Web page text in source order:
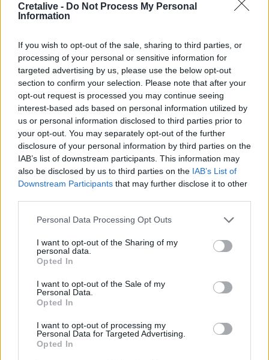
Cretalive - Do Not Process My Personal
Information
If you wish to opt-out of the sale, sharing to third parties, or
processing of your personal or sensitive information for
targeted advertising by us, please use the below opt-out
section to confirm your selection. Please note that after your
opt-out request is processed you may continue seeing
interest-based ads based on personal information utilized by
us or personal information disclosed to third parties prior to
your opt-out. You may separately opt-out of the further
disclosure of your personal information by third parties on the
IAB’s list of downstream participants. This information may
also be disclosed by us to third parties on the IAB’s List of
Downstream Participants that may further disclose it to other
Personal Data Processing Opt Outs
I want to opt-out of the Sharing of my
personal data.
Opted In
I want to opt-out of the Sale of my
Personal Data.
Opted In
I want to opt-out of processing my
Personal Data for Targeted Advertising.
Opted In
12:54
Κρήτη: Ριπές ανέμου έως 110 χλμ την ώρα - Παραμένει ο
12:44
Άρτα: Απολογούνται ο διευθυντής και ο τεχνικός
ασφαλείας του ΔΕΔΔΗΕ
12:38
Τουρνάς: Σε επιφυλακή ο κρατικός μηχανισμός
12:27
Μήλος: Ελικόπτερο… προσγειώθηκε στο Σαρακήνικο για
να κάνουν μπάνιο οι επιβάτες του - Δείτε βίντεο
12:15
επιχειρήσεις
Τροχαίο ατύχημα το πρωί στην Πάρνηθα - Στο
τη θάλασσα